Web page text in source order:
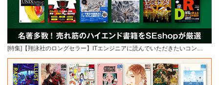
[特集]【翔泳社のロングセラー】ITエンジニアに読んでいただきたいコン…